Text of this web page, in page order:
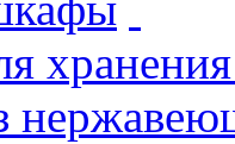
хранения